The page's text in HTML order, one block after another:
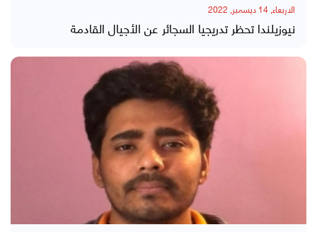
الاربعاء, 14 ديسمبر, 2022
نيوزيلندا تحظر تدريجيا السجائر عن الأجيال القادمة